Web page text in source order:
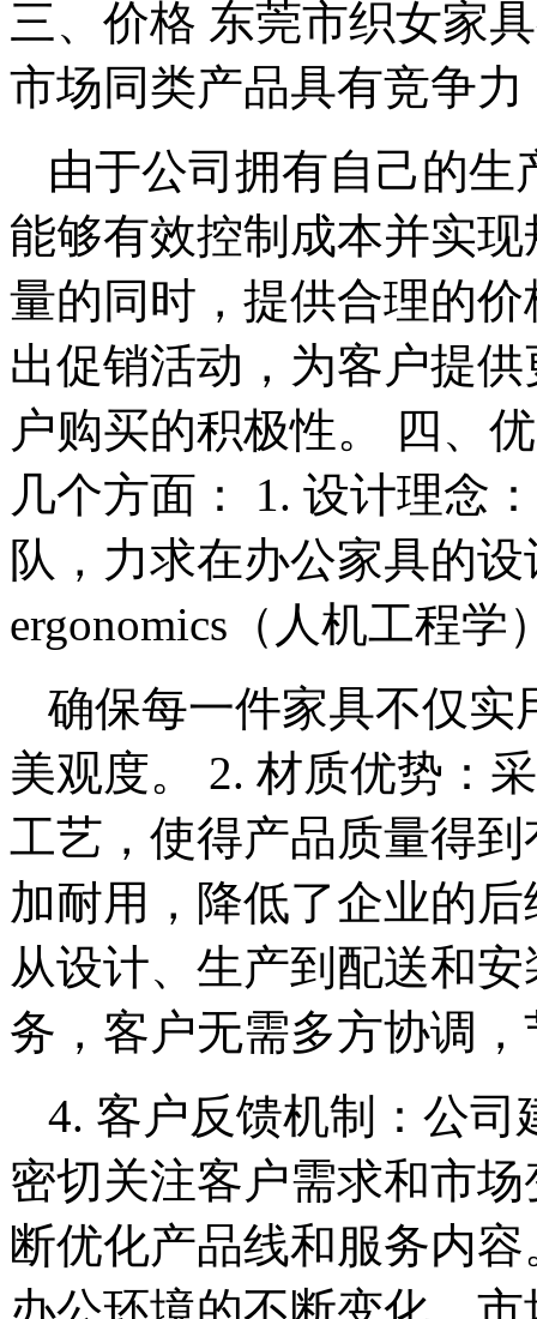
三、价格 东莞市织女家
市场同类产品具有竞争力
由于公司拥有自己的
能够有效控制成本并实
量的同时，提供合理的
出促销活动，为客户提
户购买的积极性。 四、
几个方面： 1. 设计理念
队，力求在办公家具的
ergonomics（人机工程学
确保每一件家具不仅实
美观度。 2. 材质优势：
工艺，使得产品质量得
加耐用，降低了企业的
从设计、生产到配送和
务，客户无需多方协调
4. 客户反馈机制：公
密切关注客户需求和市
断优化产品线和服务内